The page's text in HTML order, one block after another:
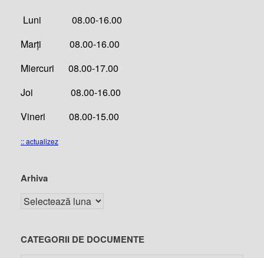
Luni 08.00-16.00
Marți 08.00-16.00
Miercuri 08.00-17.00
Joi 08.00-16.00
Vineri 08.00-15.00
:: actualizez
Arhiva
CATEGORII DE DOCUMENTE